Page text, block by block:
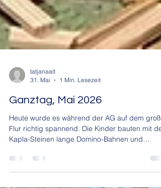
31. Mai
1 Min. Lesezeit
Ganztag, Mai 2026
Heute wurde es während der AG auf dem
Kapla-Steinen lange Domino-Bahnen und
beeindruckend hohe Türme. Mit viel Geduld und